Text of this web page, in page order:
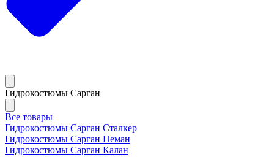
Гидрокостюмы Сарган
Все товары
Гидрокостюмы Сарган Сталкер
Гидрокостюмы Сарган Неман
Гидрокостюмы Сарган Калан